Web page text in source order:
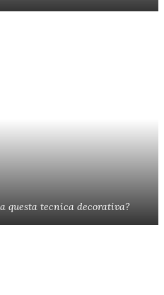
questa tecnica decorativa?